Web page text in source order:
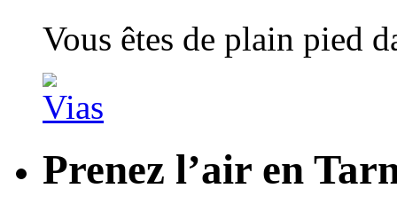
Vous êtes de plain pied
Prenez l’air en